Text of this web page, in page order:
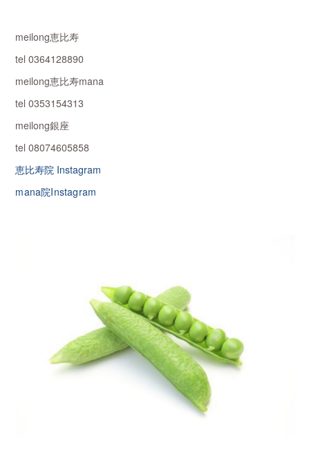
meilong恵比寿
tel 0364128890
meilong恵比寿mana
tel 0353154313
meilong銀座
tel 08074605858
恵比寿院 Instagram
mana院Instagram